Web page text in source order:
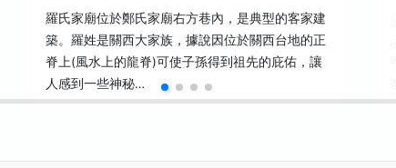
羅氏家廟位於鄭氏家廟右方巷內，是典型的客家建
築。羅姓是關西大家族，據說因位於關西台地的正
脊上(風水上的龍脊)可使子孫得到祖先的庇佑，讓
人感到一些神秘…